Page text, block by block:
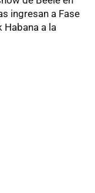
ingresan a Fase
Habana a la